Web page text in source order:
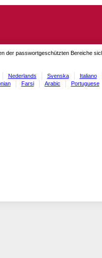
der passwortgeschützten Bereiche
Nederlands Svenska Italiano
Farsi Arabic Portuguese